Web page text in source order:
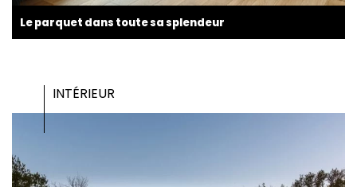
Le parquet dans toute sa splendeur
INTÉRIEUR